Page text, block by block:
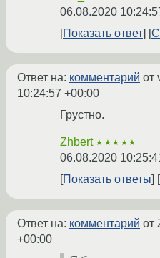
06.08.2020
Показать ответ
Ответ на: комментарий от
10:24:57 +00:00
Грустно.
Zhbert ★★★★★
06.08.2020
Показать ответы
Ответ на: комментарий от
+00:00